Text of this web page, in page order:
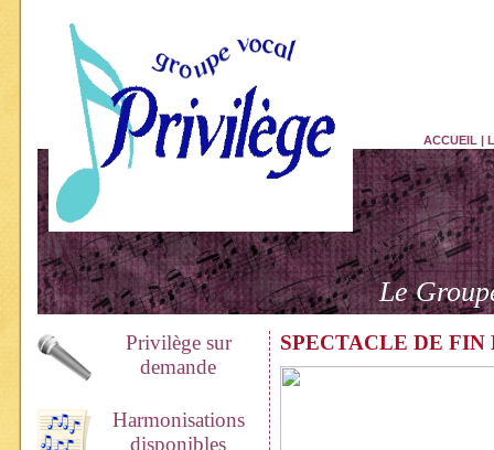
ACCUEIL |
Le
Privilège sur
demande
Harmonisations
disponibles
SPECTACLE DE